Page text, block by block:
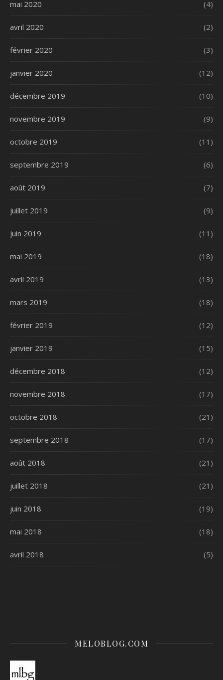
mai 2020 (4)
avril 2020 (2)
février 2020 (3)
janvier 2020 (12)
décembre 2019 (10)
novembre 2019 (9)
octobre 2019 (11)
septembre 2019 (6)
août 2019 (7)
juillet 2019 (9)
juin 2019 (11)
mai 2019 (18)
avril 2019 (13)
mars 2019 (18)
février 2019 (12)
janvier 2019 (15)
décembre 2018 (12)
novembre 2018 (17)
octobre 2018 (21)
septembre 2018 (17)
août 2018 (21)
juillet 2018 (21)
juin 2018 (19)
mai 2018 (18)
avril 2018 (5)
MELOBLOG.COM